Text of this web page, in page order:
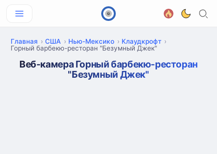
Главная США Нью-Мексико
Клаудкрофт
Горный барбекю-ресторан "Безумный Джек"
Веб-камера Горный барбекю-ресторан
"Безумный Джек"